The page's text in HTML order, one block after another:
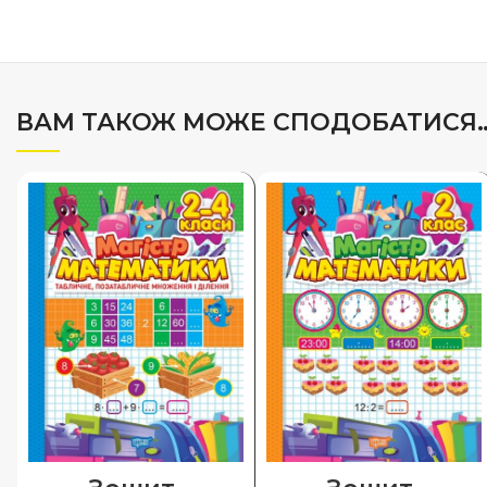
ВАМ ТАКОЖ МОЖЕ